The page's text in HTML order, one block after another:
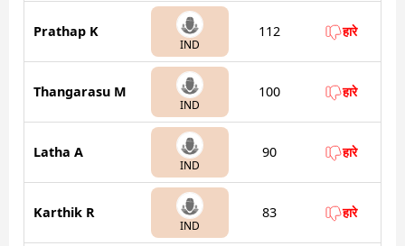
Prathap K
IND
112 हारे
Thangarasu M
IND
100 हारे
Latha A
IND
90 हारे
Karthik R
IND
83 हारे